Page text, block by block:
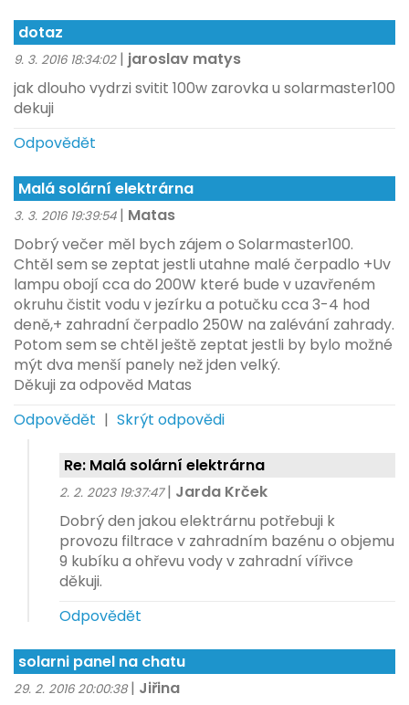
dotaz
9. 3. 2016 18:34:02 | jaroslav matys
jak dlouho vydrzi svitit 100w zarovka u solarmaster100
dekuji
Odpovědět
Malá solární elektrárna
3. 3. 2016 19:39:54 | Matas
Dobrý večer měl bych zájem o Solarmaster100.
Chtěl sem se zeptat jestli utahne malé čerpadlo +Uv
lampu obojí cca do 200W které bude v uzavřeném
okruhu čistit vodu v jezírku a potučku cca 3-4 hod
deně,+ zahradní čerpadlo 250W na zalévání zahrady.
Potom sem se chtěl ještě zeptat jestli by bylo možné
mýt dva menší panely než jden velký.
Děkuji za odpověd Matas
Odpovědět | Skrýt odpovědi
Re: Malá solární elektrárna
2. 2. 2023 19:37:47 | Jarda Krček
Dobrý den jakou elektrárnu potřebuji k
provozu filtrace v zahradním bazénu o objemu
9 kubíku a ohřevu vody v zahradní vířivce
děkuji.
Odpovědět
solarni panel na chatu
29. 2. 2016 20:00:38 | Jiřina